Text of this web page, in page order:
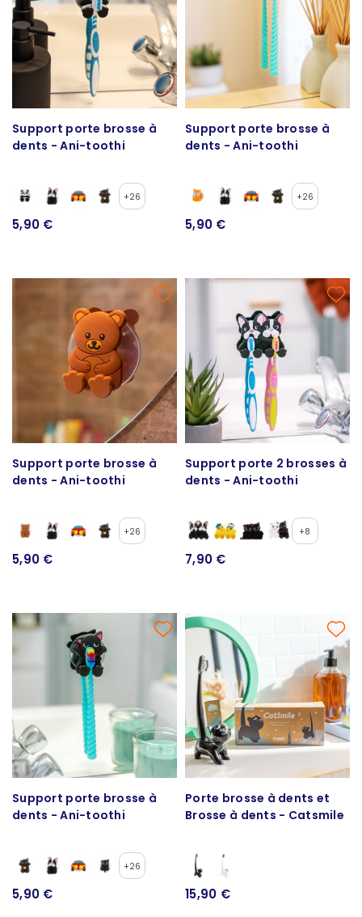
Support porte brosse à
dents - Ani-toothi
+26
5,90 €
Support porte brosse à
dents - Ani-toothi
+26
5,90 €
Support porte brosse à
dents - Ani-toothi
+26
5,90 €
Support porte 2 brosses à
dents - Ani-toothi
+8
7,90 €
Support porte brosse à
dents - Ani-toothi
+26
5,90 €
Porte brosse à dents et
Brosse à dents - Catsmile
15,90 €